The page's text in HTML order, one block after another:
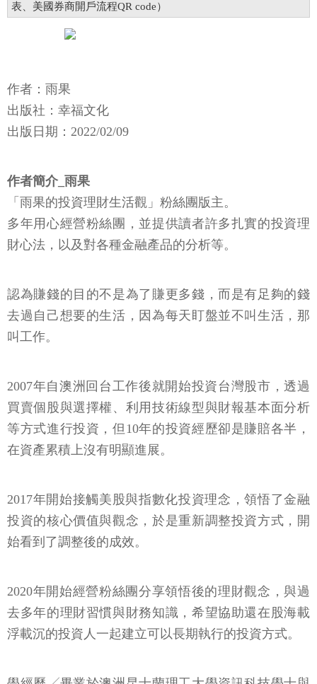
表、美國券商開戶流程QR code）
作者：雨果
出版社：幸福文化
出版日期：2022/02/09
作者簡介_雨果
「雨果的投資理財生活觀」粉絲團版主。
多年用心經營粉絲團，並提供讀者許多扎實的投資理
財心法，以及對各種金融產品的分析等。
認為賺錢的目的不是為了賺更多錢，而是有足夠的錢
去過自己想要的生活，因為每天盯盤並不叫生活，那
叫工作。
2007年自澳洲回台工作後就開始投資台灣股市，透過
買賣個股與選擇權、利用技術線型與財報基本面分析
等方式進行投資，但10年的投資經歷卻是賺賠各半，
在資產累積上沒有明顯進展。
2017年開始接觸美股與指數化投資理念，領悟了金融
投資的核心價值與觀念，於是重新調整投資方式，開
始看到了調整後的成效。
2020年開始經營粉絲團分享領悟後的理財觀念，與過
去多年的理財習慣與財務知識，希望協助還在股海載
浮載沉的投資人一起建立可以長期執行的投資方式。